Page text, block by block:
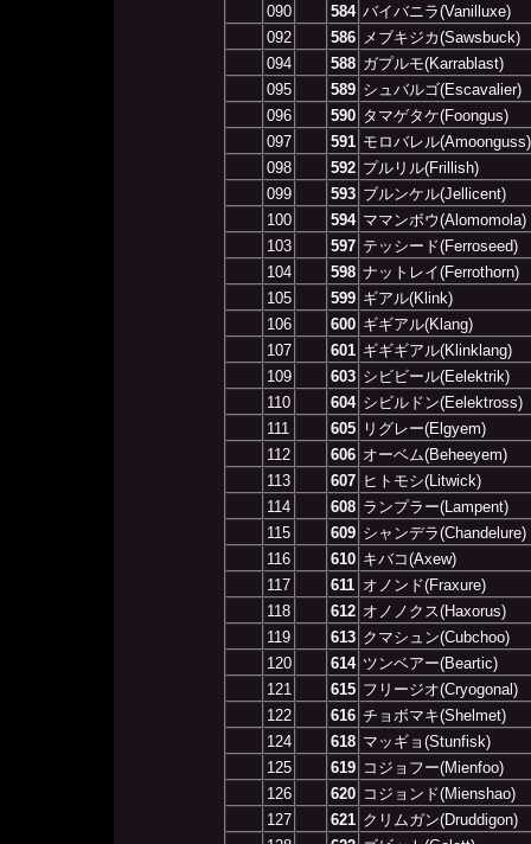
090
584 バイバニラ(Vanilluxe)
092
586
メブキジカ(Sawsbuck)
094
588 ガプルモ(Karrablast)
095
589 シュバルゴ(Escavalier)
096
590 タマゲタケ(Foongus)
097
591 モロバレル(Amoonguss)
098
592 プルリル(Frillish)
099
593 ブルンケル(Jellicent)
100
594 ママンボウ(Alomomola)
103
597 テッシード(Ferroseed)
104
598 ナットレイ(Ferrothorn)
105
599 ギアル(Klink)
106
600 ギギアル(Klang)
107
601 ギギギアル(Klinklang)
109
603 シビビール(Eelektrik)
110
604 シビルドン(Eelektross)
111
605
リグレー(Elgyem)
112
606 オーベム(Beheeyem)
113
607 ヒトモシ(Litwick)
114
608 ランプラー(Lampent)
115
609 シャンデラ(Chandelure)
116
610 キバコ(Axew)
117
611 オノンド(Fraxure)
118
612 オノノクス(Haxorus)
119
613 クマシュン(Cubchoo)
120
614 ツンベアー(Beartic)
121
615 フリージオ(Cryogonal)
122
616 チョボマキ(Shelmet)
124
618 マッギョ(Stunfisk)
125
619 コジョフー(Mienfoo)
126
620 コジョンド(Mienshao)
127
621 クリムガン(Druddigon)